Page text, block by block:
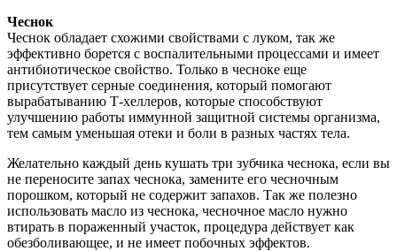
Чеснок
Чеснок обладает схожими свойствами с луком, так же
эффективно борется с воспалительными процессами и имеет
антибиотическое свойство. Только в чесноке еще
присутствует серные соединения, который помогают
вырабатыванию Т-хеллеров, которые способствуют
улучшению работы иммунной защитной системы организма,
тем самым уменьшая отеки и боли в разных частях тела.
Желательно каждый день кушать три зубчика чеснока, если вы
не переносите запах чеснока, замените его чесночным
порошком, который не содержит запахов. Так же полезно
использовать масло из чеснока, чесночное масло нужно
втирать в пораженный участок, процедура действует как
обезболивающее, и не имеет побочных эффектов.